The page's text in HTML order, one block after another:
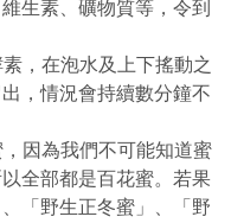
生素、礦物質等，令到
，在泡水及上下搖動之
，情況會持續數分鐘不
因為我們不可能知道蜜
全部都是百花蜜。若果
「野生正冬蜜」、「野